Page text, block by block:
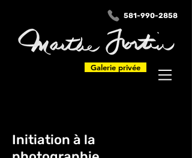
581-990-2858
Galerie privée
Initiation à la